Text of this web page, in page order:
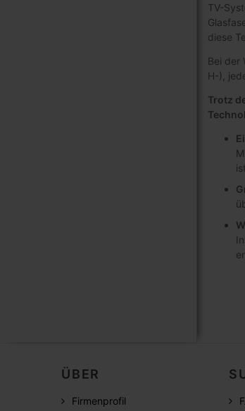
TV-
diese
Bei der
H-),
Trotz
ÜBER
Firmenprofil